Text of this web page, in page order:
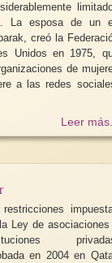
La esposa de un
creó la
Unidos en 1975,
de
a las redes
Leer
restricciones
Ley de asociaciones
en 2004 en